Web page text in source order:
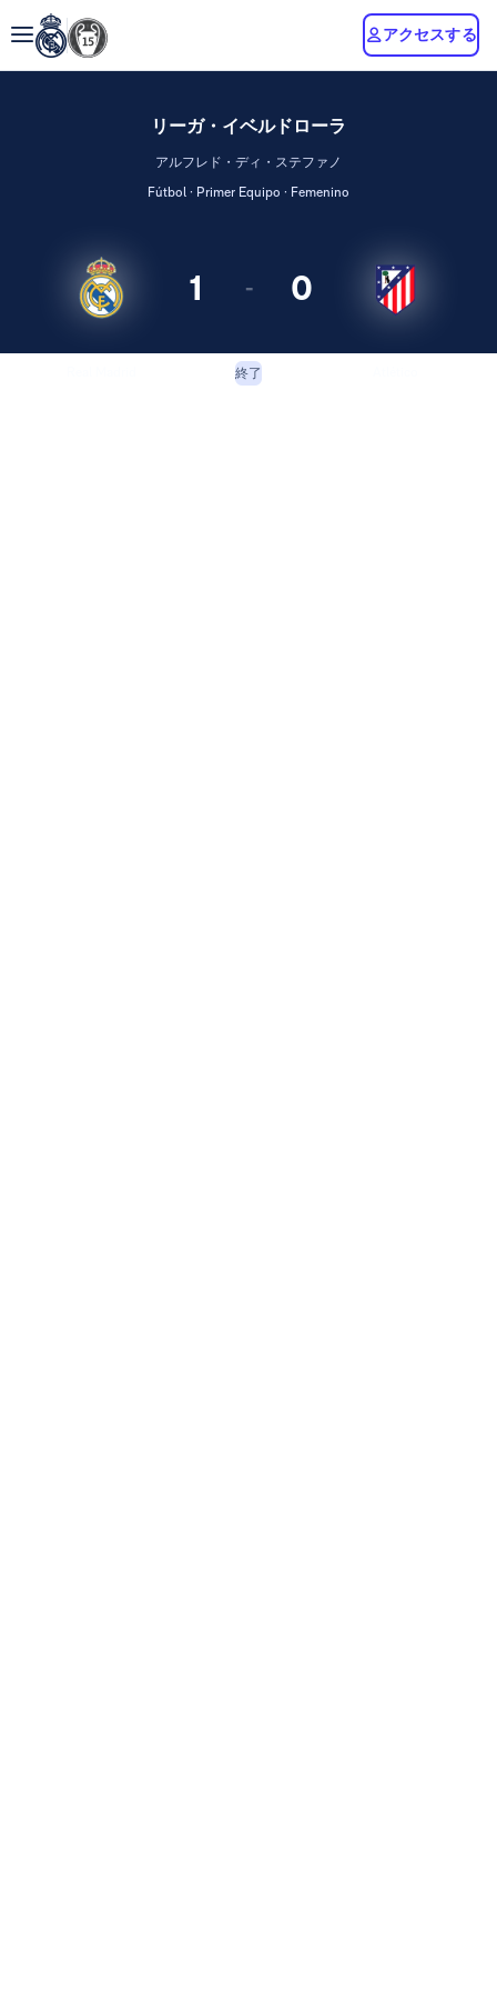
アクセスする
リーガ・イベルドローラ
アルフレド・ディ・ステファノ
Fútbol · Primer Equipo · Femenino
1 - 0
終了